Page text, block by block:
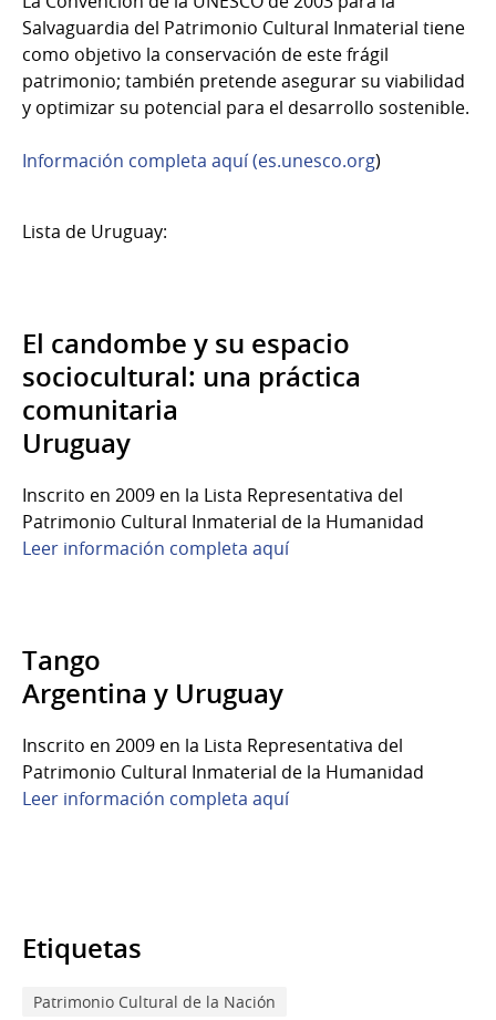
Salvaguardia del Patrimonio Cultural Inmaterial tiene
como objetivo la conservación de este frágil
patrimonio; también pretende asegurar su viabilidad
y optimizar su potencial para el desarrollo sostenible.
Información completa aquí (es.unesco.org)
Lista de Uruguay:
El candombe y su espacio
sociocultural: una práctica
comunitaria
Uruguay
Inscrito en 2009 en la Lista Representativa del
Patrimonio Cultural Inmaterial de la Humanidad
Leer información completa aquí
Tango
Argentina y Uruguay
Inscrito en 2009 en la Lista Representativa del
Patrimonio Cultural Inmaterial de la Humanidad
Leer información completa aquí
Etiquetas
Patrimonio Cultural de la Nación